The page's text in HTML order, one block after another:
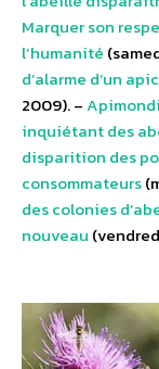
Marquer son
l’humanité
d’alarme d’un
2009). –
inquiétant des
disparition des
consommateurs
des colonies
nouveau